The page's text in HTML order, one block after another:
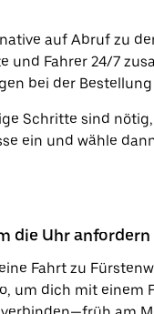
auf Abruf zu
und Fahrer 24/7
bei der
Schritte sind
ein und wähle
die Uhr anfordern
Fahrt zu
um dich mit einem